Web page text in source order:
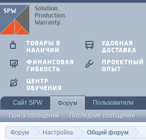
Форум Настройка Общий форум
ТОВАРЫ В
НАЛИЧИИ
УДОБНАЯ
ДОСТАВКА
ФИНАНСОВАЯ
ГИБКОСТЬ
ПРОЕКТНЫЙ
ОПЫТ
ЦЕНТР
ОБУЧЕНИЯ
Сайт SPW
Форум
Поиск сообщений
Последние сообщения
Пользователи